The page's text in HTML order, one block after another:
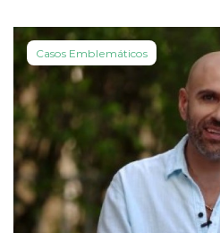
Casos Emblemáticos